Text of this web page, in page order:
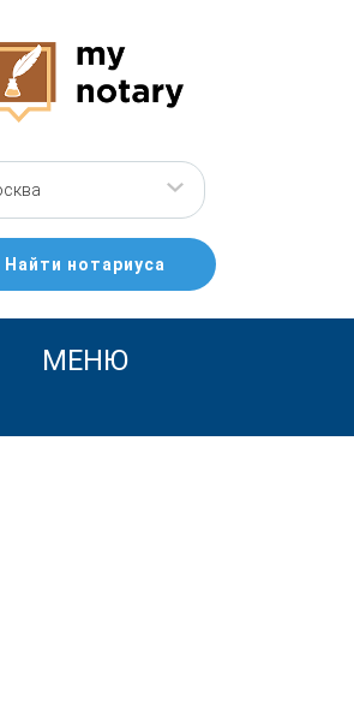
Найти нотариуса
МЕНЮ